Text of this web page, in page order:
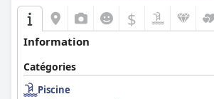
$
Information
Catégories
Piscine